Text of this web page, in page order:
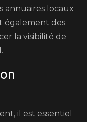
annuaires locaux
également des
la visibilité de
il est essentiel